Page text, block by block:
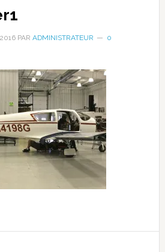
PAR ADMINISTRATEUR
0